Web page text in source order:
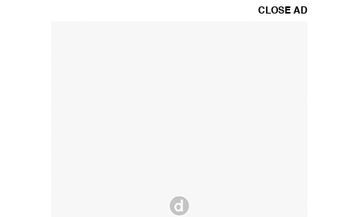
CLOSE AD